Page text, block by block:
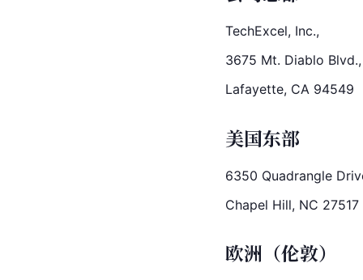
TechExcel, Inc.,
3675 Mt. Diablo
Lafayette, CA 94549
美国东部
6350 Quadrangle
Chapel Hill, NC 27517
欧洲（伦敦）